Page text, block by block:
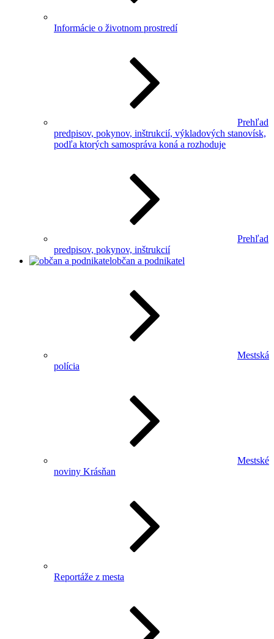
Informácie o životnom prostredí
Prehľad
predpisov, pokynov, inštrukcií, výkladových stanovísk,
podľa ktorých samospráva koná a rozhoduje
Prehľad
predpisov, pokynov, inštrukcií
občan a podnikatel
Mestská
polícia
Mestské
noviny Krásňan
Reportáže z mesta